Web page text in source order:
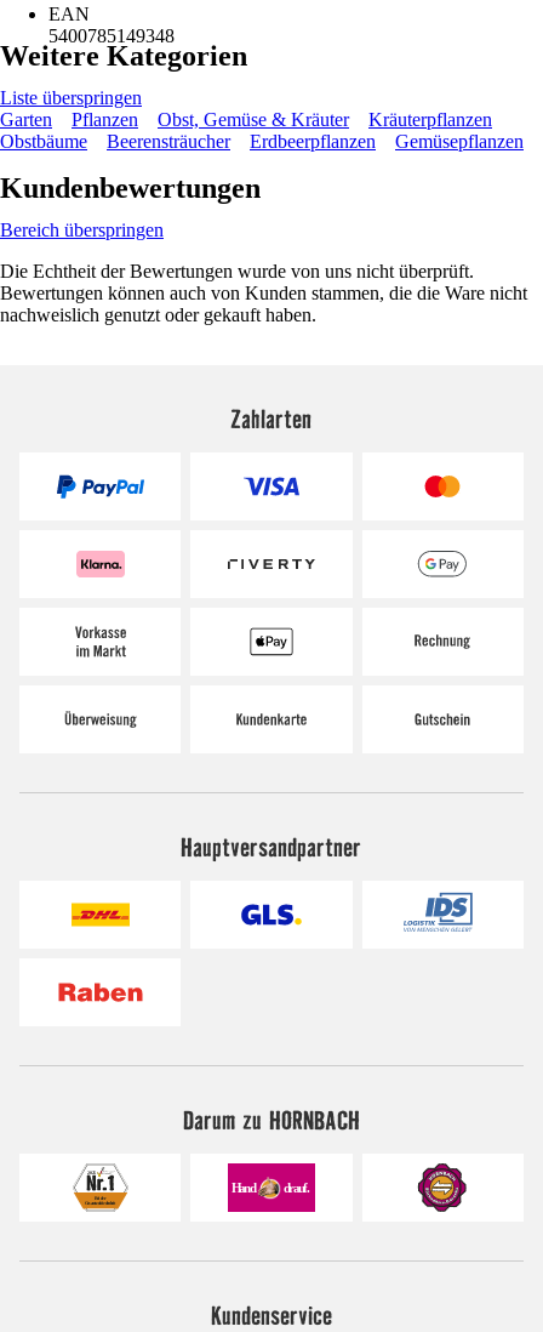
EAN
5400785149348
Weitere Kategorien
Liste überspringen
Garten
Pflanzen Obst, Gemüse & Kräuter
Kräuterpflanzen
Obstbäume
Beerensträucher Erdbeerpflanzen Gemüsepflanzen
Kundenbewertungen
Bereich überspringen
Die Echtheit der Bewertungen wurde von uns nicht überprüft.
Bewertungen können auch von Kunden stammen, die die Ware nicht
nachweislich genutzt oder gekauft haben.
Zahlarten
Hauptversandpartner
Darum zu HORNBACH
Kundenservice